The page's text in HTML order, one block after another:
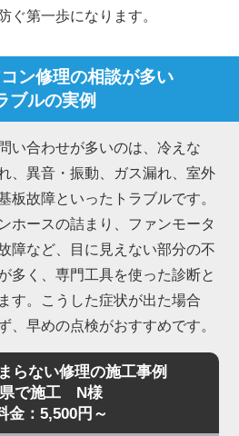
ぐ第一歩になります。
ン修理の相談が多い
ブルの実例
い合わせが多いのは、冷えな
、異音・振動、ガス漏れ、室外
板故障といったトラブルです。
ホースの詰まり、ファンモータ
障など、目に見えない部分の不
多く、専門工具を使った診断と
す。こうした症状が出た場合
、早めの点検がおすすめです。
らない修理の施工事例
で施工 N様
金：5,500円～